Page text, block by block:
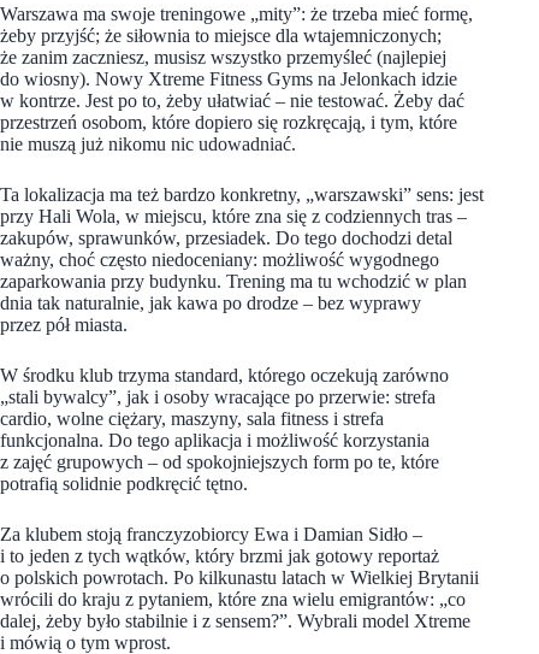
Warszawa ma swoje treningowe „mity”: że trzeba mieć formę,
żeby przyjść; że siłownia to miejsce dla wtajemniczonych;
że zanim zaczniesz, musisz wszystko przemyśleć (najlepiej
do wiosny). Nowy Xtreme Fitness Gyms na Jelonkach idzie
w kontrze. Jest po to, żeby ułatwiać – nie testować. Żeby dać
przestrzeń osobom, które dopiero się rozkręcają, i tym, które
nie muszą już nikomu nic udowadniać.
Ta lokalizacja ma też bardzo konkretny, „warszawski” sens: jest
przy Hali Wola, w miejscu, które zna się z codziennych tras –
zakupów, sprawunków, przesiadek. Do tego dochodzi detal
ważny, choć często niedoceniany: możliwość wygodnego
zaparkowania przy budynku. Trening ma tu wchodzić w plan
dnia tak naturalnie, jak kawa po drodze – bez wyprawy
przez pół miasta.
W środku klub trzyma standard, którego oczekują zarówno
„stali bywalcy”, jak i osoby wracające po przerwie: strefa
cardio, wolne ciężary, maszyny, sala fitness i strefa
funkcjonalna. Do tego aplikacja i możliwość korzystania
z zajęć grupowych – od spokojniejszych form po te, które
potrafią solidnie podkręcić tętno.
Za klubem stoją franczyzobiorcy Ewa i Damian Sidło –
i to jeden z tych wątków, który brzmi jak gotowy reportaż
o polskich powrotach. Po kilkunastu latach w Wielkiej Brytanii
wrócili do kraju z pytaniem, które zna wielu emigrantów: „co
dalej, żeby było stabilnie i z sensem?”. Wybrali model Xtreme
i mówią o tym wprost.